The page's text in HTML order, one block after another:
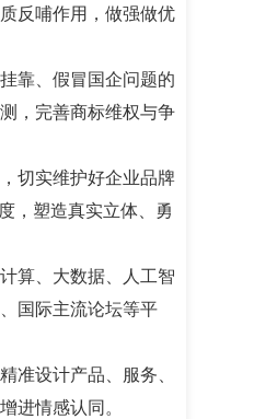
反哺作用，做强做优
靠、假冒国企问题的
，完善商标维权与争
切实维护好企业品牌
，塑造真实立体、勇
算、大数据、人工智
国际主流论坛等平
准设计产品、服务、
进情感认同。